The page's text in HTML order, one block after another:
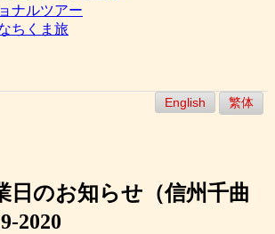
ナルツアー
ちくま旅
English 繁体
日のお知らせ（信州千曲
2020